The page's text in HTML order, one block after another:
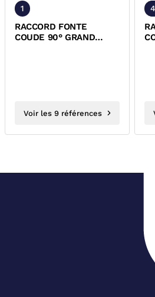
1
RACCORD FONTE
COUDE 90° GRAND
Voir les 9 références